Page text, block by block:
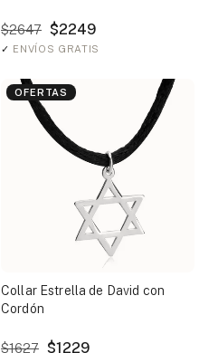
$2647 $2249
✓ ENVÍOS GRATIS
OFERTAS
Collar Estrella de David con
Cordón
$1627 $1229